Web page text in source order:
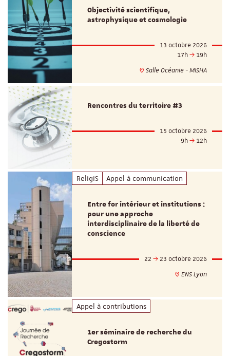
Objectivité scientifique,
astrophysique et cosmologie
13 octobre 2026
17h
19h
Salle Océanie - MISHA
Rencontres du territoire #3
15 octobre 2026
9h
12h
ReligiS Appel à communication
Entre for intérieur et institutions :
pour une approche
interdisciplinaire de la liberté de
conscience
22
23 octobre 2026
ENS Lyon
Appel à contributions
1er séminaire de recherche du
Cregostorm